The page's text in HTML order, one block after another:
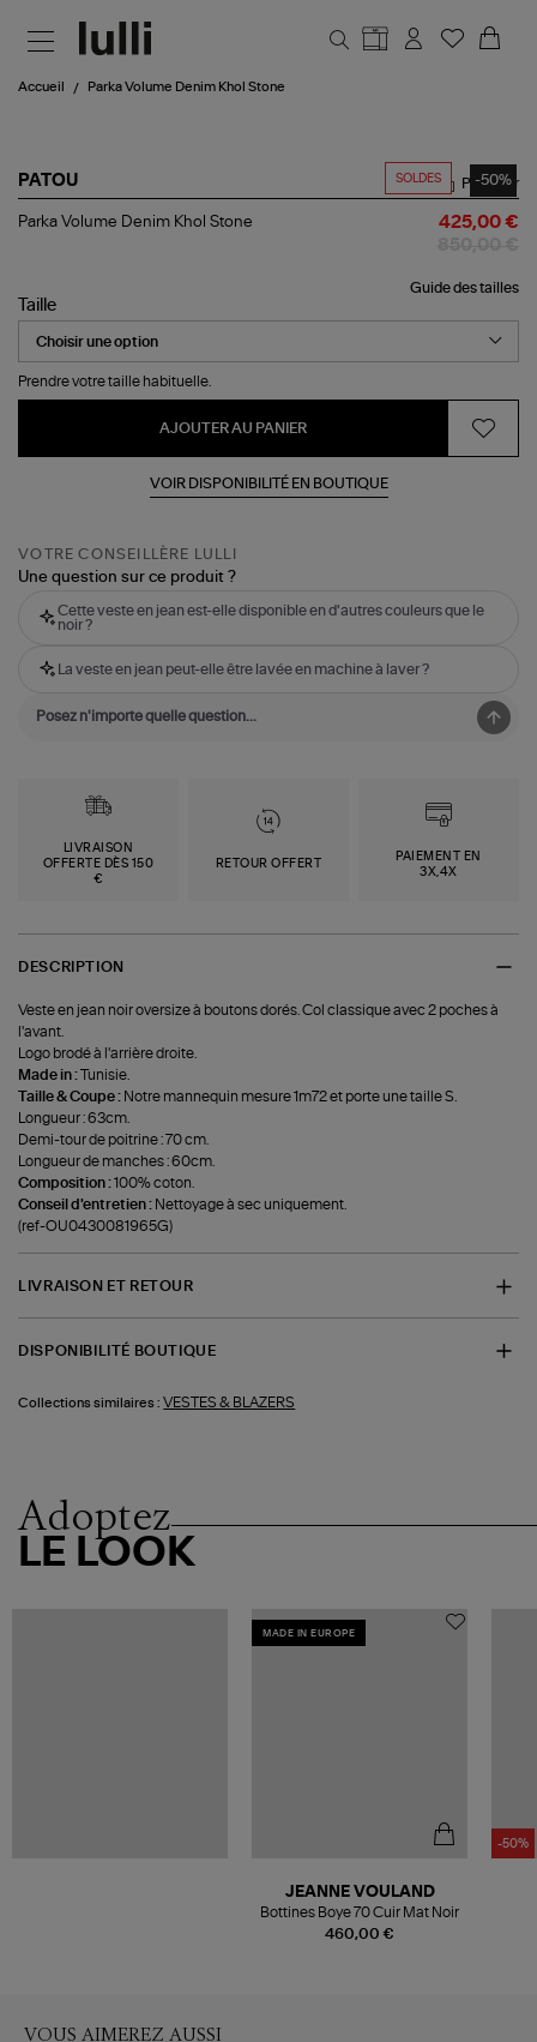
Accueil Parka Volume Denim Khol Stone
SOLDES -50%
PATOU
Parka
Stone
Partager
Parka Volume Denim Khol Stone 425,00 €
Guide des tailles
Taille
Prendre votre taille habituelle.
AJOUTER AU PANIER
VOIR DISPONIBILITÉ EN BOUTIQUE
VOTRE CONSEILLÈRE LULLI
Une question sur ce produit ?
Cette veste en jean est-elle disponible en d'autres couleurs que le
noir ?
La veste en jean peut-elle être lavée en machine à laver ?
LIVRAISON
OFFERTE DÈS 150
€
RETOUR OFFERT
PAIEMENT EN
3X,4X
DESCRIPTION
Veste en jean noir oversize à boutons dorés. Col classique avec 2 poches à
l'avant.
Logo brodé à l'arrière droite.
Made in :
Tunisie.
Taille & Coupe : Notre mannequin mesure 1m72 et porte une taille S.
Longueur : 63cm.
Demi-tour de poitrine : 70 cm.
Longueur de manches : 60cm.
Composition :100% coton.
Conseil d'entretien : Nettoyage à sec uniquement.
(ref-OU0430081965G)
LIVRAISON ET RETOUR
DISPONIBILITÉ BOUTIQUE
Collections similaires : VESTES & BLAZERS
Adoptez
LE LOOK
MADE IN EUROPE
460,00 €
JEANNE VOULAND
Bottines Boye 70 Cuir Mat Noir
-50%
VOUS AIMEREZ AUSSI